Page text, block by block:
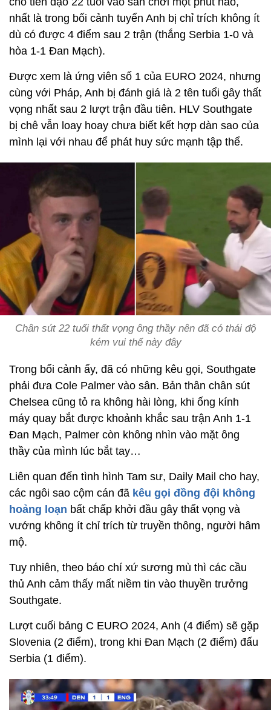
nhất là trong bối cảnh tuyển Anh bị chỉ trích không ít
dù có được 4 điểm sau 2 trận (thắng Serbia 1-0 và
hòa 1-1 Đan Mạch).
Được xem là ứng viên số 1 của EURO 2024, nhưng
cùng với Pháp, Anh bị đánh giá là 2 tên tuổi gây thất
vọng nhất sau 2 lượt trận đầu tiên. HLV Southgate
bị chê vẫn loay hoay chưa biết kết hợp dàn sao của
mình lại với nhau để phát huy sức mạnh tập thể.
Chân sút 22 tuổi thất vọng ông thầy nên đã có thái độ
kém vui thế này đây
Trong bối cảnh ấy, đã có những kêu gọi, Southgate
phải đưa Cole Palmer vào sân. Bản thân chân sút
Chelsea cũng tỏ ra không hài lòng, khi ống kính
máy quay bắt được khoảnh khắc sau trận Anh 1-1
Đan Mạch, Palmer còn không nhìn vào mặt ông
thầy của mình lúc bắt tay…
Liên quan đến tình hình Tam sư, Daily Mail cho hay,
các ngôi sao cộm cán đã kêu gọi đồng đội không
hoảng loạn bất chấp khởi đầu gây thất vọng và
vướng không ít chỉ trích từ truyền thông, người hâm
mộ.
Tuy nhiên, theo báo chí xứ sương mù thì các cầu
thủ Anh cảm thấy mất niềm tin vào thuyền trưởng
Southgate.
Lượt cuối bảng C EURO 2024, Anh (4 điểm) sẽ gặp
Slovenia (2 điểm), trong khi Đan Mạch (2 điểm) đấu
Serbia (1 điểm).